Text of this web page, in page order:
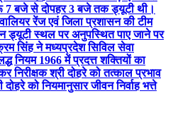
7 बजे से दोपहर 3 बजे तक ड्यूटी थी।
रेंज एवं जिला प्रशासन की टीम
ड्यूटी स्थल पर अनुपस्थित पाए जाने पर
सिंह ने मध्यप्रदेश सिविल सेवा
नियम 1966 में प्रदत्त शक्तियों का
निरीक्षक श्री दोहरे को तत्काल प्रभाव
को नियमानुसार जीवन निर्वाह भत्ते